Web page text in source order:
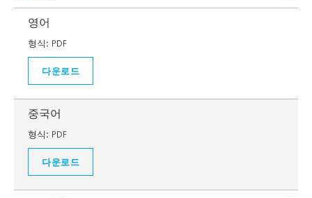
영어
형식: PDF
다운로드
중국어
형식: PDF
다운로드